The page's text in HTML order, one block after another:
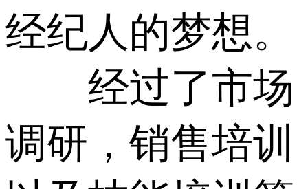
经纪人的梦想。
经过了市场
调研，销售培训